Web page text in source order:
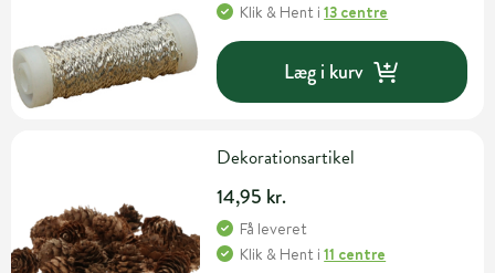
Klik & Hent i13 centre
Læg i kurv
Dekorationsartikel
14,95 kr.
Få leveret
Klik & Hent i11 centre